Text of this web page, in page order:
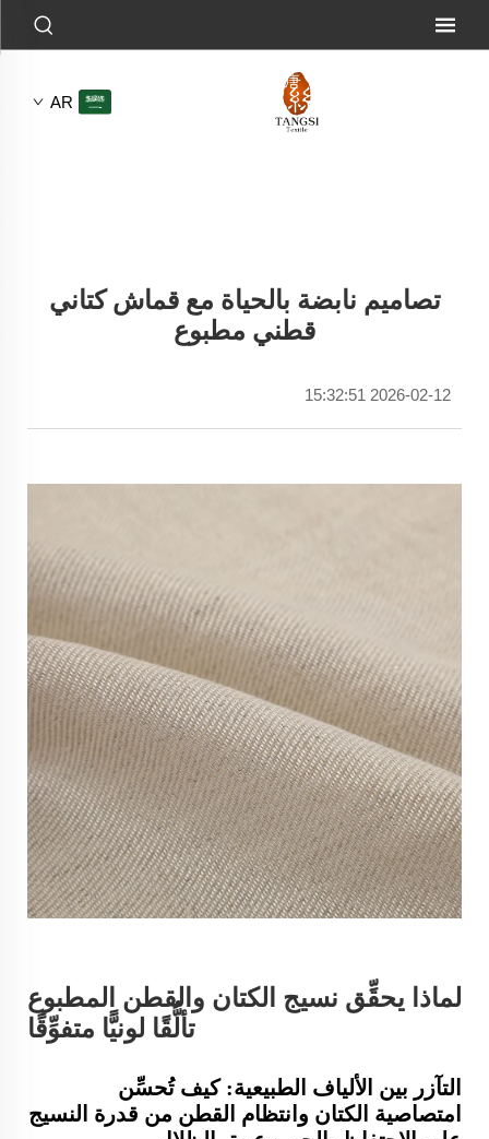
AR
تصاميم نابضة بالحياة مع قماش كتاني
قطني مطبوع
2026-02-12 15:32:51
لماذا يحقِّق نسيج الكتان والقطن المطبوع
تألُّقًا لونيًّا متفوِّقًا
التآزر بين الألياف الطبيعية: كيف تُحسِّن
امتصاصية الكتان وانتظام القطن من قدرة النسيج